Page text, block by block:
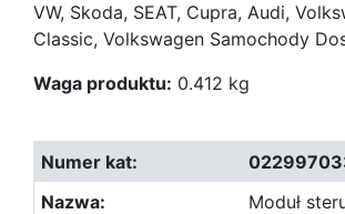
VW, Skoda, SEAT, Cupra, Audi,
Classic, Volkswagen Samochody
Waga produktu: 0.412 kg
Moduł